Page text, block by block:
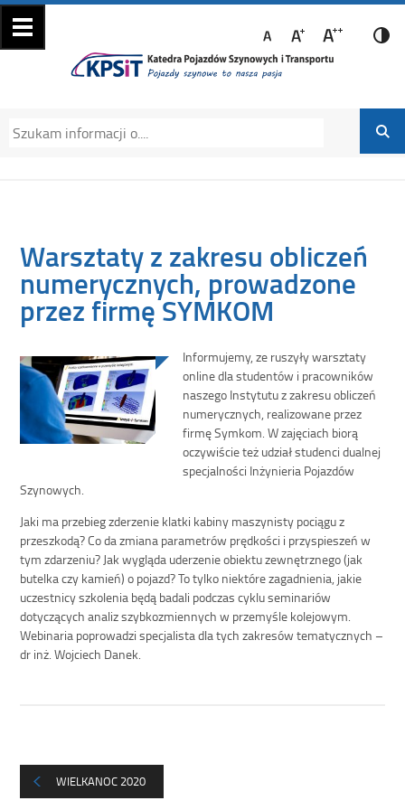
Katedra Pojazdów
Szynowych i
Transportu
Katedra Pojazdów Szynowych i Transportu
Politechniki Krakowskiej na Wydziale
Mechanicznym
Warsztaty z zakresu obliczeń
numerycznych, prowadzone
przez firmę SYMKOM
Informujemy, ze ruszyły warsztaty
online dla studentów i pracowników
naszego Instytutu z zakresu obliczeń
numerycznych, realizowane przez
firmę Symkom. W zajęciach biorą
oczywiście też udział studenci dualnej
specjalności Inżynieria Pojazdów
Szynowych.
Jaki ma przebieg zderzenie klatki kabiny maszynisty pociągu z
przeszkodą? Co da zmiana parametrów prędkości i przyspieszeń w
tym zdarzeniu? Jak wygląda uderzenie obiektu zewnętrznego (jak
butelka czy kamień) o pojazd? To tylko niektóre zagadnienia, jakie
uczestnicy szkolenia będą badali podczas cyklu seminariów
dotyczących analiz szybkozmiennych w przemyśle kolejowym.
Webinaria poprowadzi specjalista dla tych zakresów tematycznych –
dr inż. Wojciech Danek.
WIELKANOC 2020